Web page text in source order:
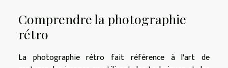
Comprendre la photographie
rétro
La photographie rétro fait référence à l'art de